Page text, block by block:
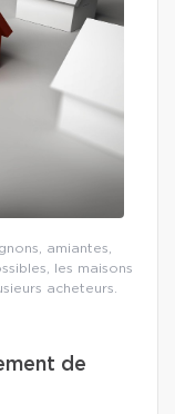
amiantes,
les maisons
acheteurs.
de